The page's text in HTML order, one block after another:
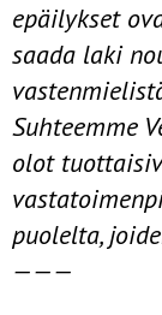
epäilykset
saada laki
Suh­teemme
olot
puolelta,
———